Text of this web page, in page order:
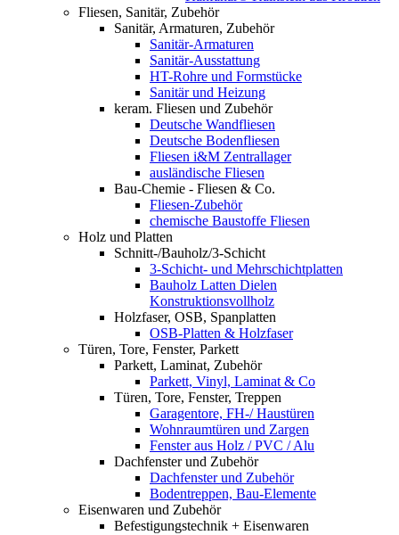
Fliesen, Sanitär, Zubehör
Sanitär, Armaturen, Zubehör
Sanitär-Armaturen
Sanitär-Ausstattung
HT-Rohre und Formstücke
Sanitär und Heizung
keram. Fliesen und Zubehör
Deutsche Wandfliesen
Deutsche Bodenfliesen
Fliesen i&M Zentrallager
ausländische Fliesen
Bau-Chemie - Fliesen & Co.
Fliesen-Zubehör
chemische Baustoffe Fliesen
Holz und Platten
Schnitt-/Bauholz/3-Schicht
3-Schicht- und Mehrschichtplatten
Bauholz Latten Dielen
Konstruktionsvollholz
Holzfaser, OSB, Spanplatten
OSB-Platten & Holzfaser
Türen, Tore, Fenster, Parkett
Parkett, Laminat, Zubehör
Parkett, Vinyl, Laminat & Co
Türen, Tore, Fenster, Treppen
Garagentore, FH-/ Haustüren
Wohnraumtüren und Zargen
Fenster aus Holz / PVC / Alu
Dachfenster und Zubehör
Dachfenster und Zubehör
Bodentreppen, Bau-Elemente
Eisenwaren und Zubehör
Befestigungstechnik + Eisenwaren